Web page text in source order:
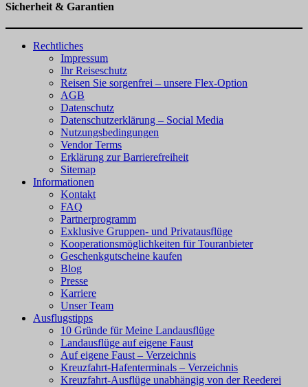
Sicherheit & Garantien
Rechtliches
Impressum
Ihr Reiseschutz
Reisen Sie sorgenfrei – unsere Flex-Option
AGB
Datenschutz
Datenschutzerklärung – Social Media
Nutzungsbedingungen
Vendor Terms
Erklärung zur Barrierefreiheit
Sitemap
Informationen
Kontakt
FAQ
Partnerprogramm
Exklusive Gruppen- und Privatausflüge
Kooperationsmöglichkeiten für Touranbieter
Geschenkgutscheine kaufen
Blog
Presse
Karriere
Unser Team
Ausflugstipps
10 Gründe für Meine Landausflüge
Landausflüge auf eigene Faust
Auf eigene Faust – Verzeichnis
Kreuzfahrt-Hafenterminals – Verzeichnis
Kreuzfahrt-Ausflüge unabhängig von der Reederei